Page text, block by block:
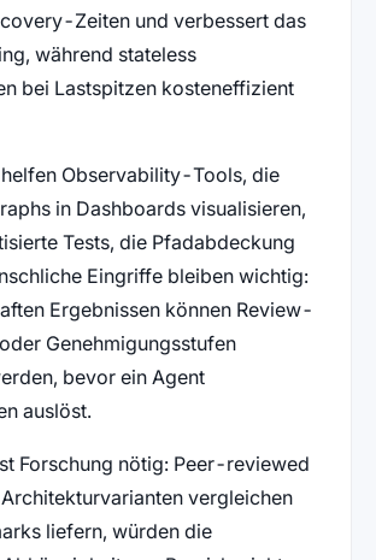
Zeiten und verbessert das
während stateless
bei Lastspitzen kosteneffizient
Observability-Tools, die
in Dashboards visualisieren,
Tests, die Pfadabdeckung
Eingriffe bleiben wichtig:
Ergebnissen können Review-
Genehmigungsstufen
bevor ein Agent
auslöst.
Forschung nötig: Peer-reviewed
vergleichen
liefern, würden die